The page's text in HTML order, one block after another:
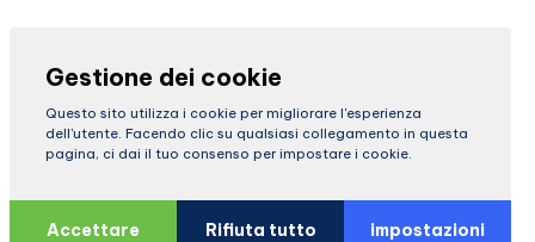
Gestione dei cookie
Questo sito utilizza i cookie per migliorare l'esperienza
dell'utente. Facendo clic su qualsiasi collegamento in questa
pagina, ci dai il tuo consenso per impostare i cookie.
Accettare Rifiuta tutto impostazioni